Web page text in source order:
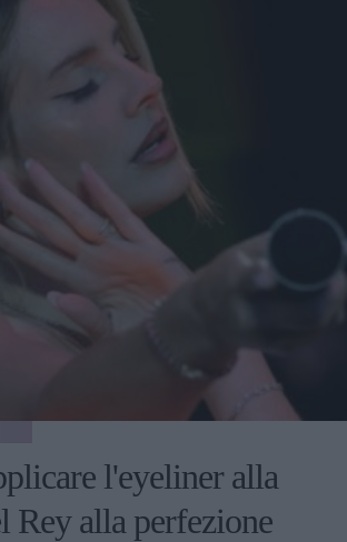
l'eyeliner alla
Rey alla perfezione